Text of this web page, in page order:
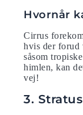
Hvornår
Cirrus
hvis der forud
såsom
himlen, kan
vej!
3. Stratus